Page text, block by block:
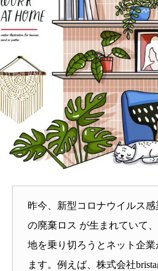
昨今、新型コロナウイルス
の廃棄ロス が生まれていて
地を乗り切ろうとネット企
ます。例えば、株式会社